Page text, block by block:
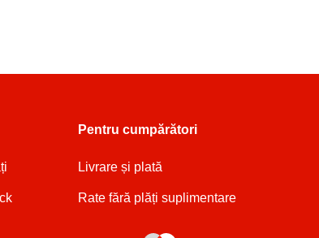
Pentru cumpărători
Livrare și plată
Rate fără plăți suplimentare